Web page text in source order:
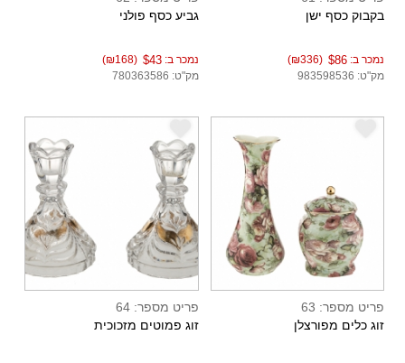
בקבוק כסף ישן
נמכר ב: $86
(₪336)
מק"ט: 983598536
גביע כסף פולני
נמכר ב:$43
(₪168)
מק"ט: 780363586
פריט מספר: 63
זוג כלים מפורצלן
פריט מספר: 64
זוג פמוטים מזכוכית